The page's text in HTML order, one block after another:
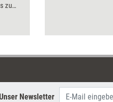
zu
ein
Newsletter